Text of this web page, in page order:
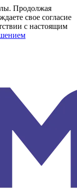
Продолжая
свое согласие
с настоящим